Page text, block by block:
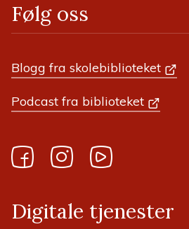
Følg oss
Blogg fra skolebiblioteket
Podcast fra biblioteket
Facebook
YouTube
Digitale tjenester